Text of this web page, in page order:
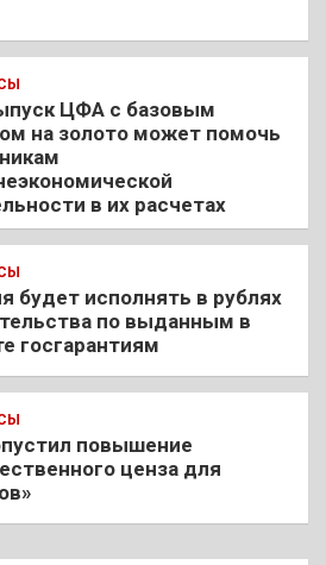
ЦФА с базовым
на золото может помочь
в их расчетах
будет исполнять в рублях
по выданным в
госгарантиям
повышение
ценза для